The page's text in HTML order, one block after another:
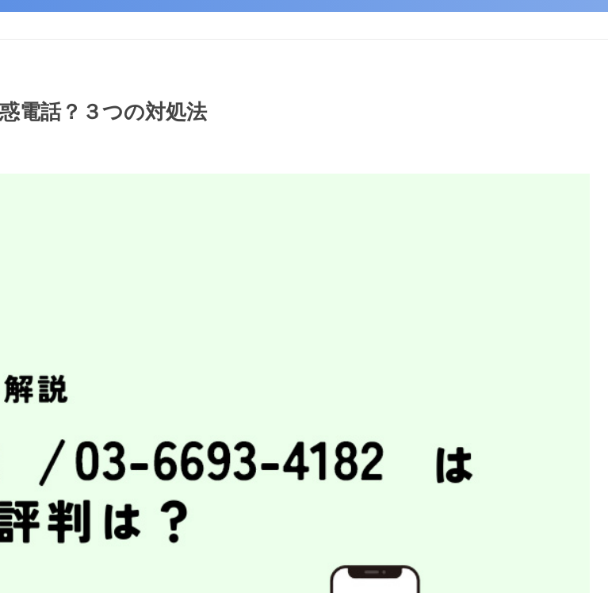
電話？３つの対処法